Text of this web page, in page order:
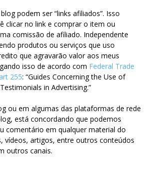
podem ser “links afiliados”. Isso
clicar no link e comprar o item ou
comissão de afiliado. Independente
produtos ou serviços que uso
que agravarão valor aos meus
isso de acordo com Federal Trade
255: “Guides Concerning the Use of
in Advertising.”
ou em algumas das plataformas de rede
está concordando que podemos
comentário em qualquer material do
vídeos, artigos, entre outros conteúdos
outros canais.